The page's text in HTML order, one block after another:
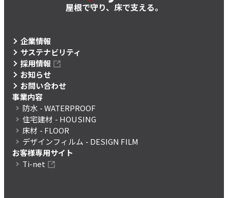
屋根で守り、床で支える。
企業情報
サステナビリティ
採用情報
お知らせ
お問い合わせ
事業内容
防水 - WATERPROOF
住宅建材 - HOUSING
床材 - FLOOR
デザインフィルム - DESIGN FILM
お客様専用サイト
Ti-net